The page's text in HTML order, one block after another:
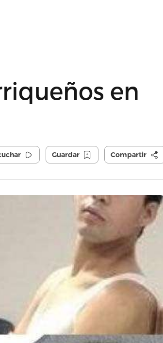
en
Guardar Compartir